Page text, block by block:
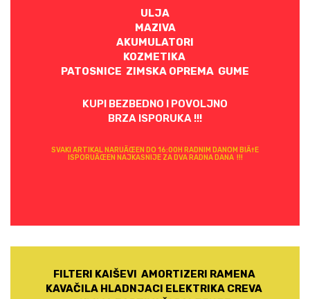
ULJA
MAZIVA
AKUMULATORI
KOZMETIKA
PATOSNICE ZIMSKA OPREMA GUME
KUPI BEZBEDNO I POVOLJNO
BRZA ISPORUKA !!!
SVAKI ARTIKAL NARUÄŒEN DO 16:00H RADNIM DANOM BIÄ†E
ISPORUÄŒEN NAJKASNIJE ZA DVA RADNA DANA !!!
FILTERI KAIŠEVI AMORTIZERI RAMENA
KAVAČILA HLADNJACI ELEKTRIKA CREVA